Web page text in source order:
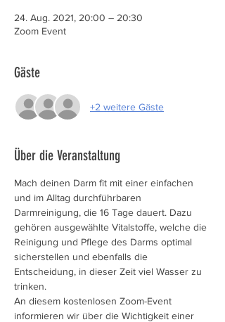
24. Aug. 2021, 20:00 – 20:30
Zoom Event
Gäste
+2 weitere Gäste
Über die Veranstaltung
Mach deinen Darm fit mit einer einfachen
und im Alltag durchführbaren
Darmreinigung, die 16 Tage dauert. Dazu
gehören ausgewählte Vitalstoffe, welche die
Reinigung und Pflege des Darms optimal
sicherstellen und ebenfalls die
Entscheidung, in dieser Zeit viel Wasser zu
trinken.
An diesem kostenlosen Zoom-Event
informieren wir über die Wichtigkeit einer